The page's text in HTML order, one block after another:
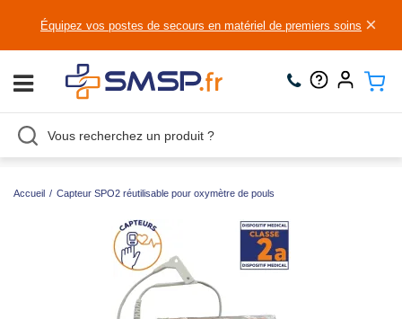
Équipez vos postes de secours en matériel de premiers soins ×
Accueil / Capteur SPO2 réutilisable pour oxymètre de pouls